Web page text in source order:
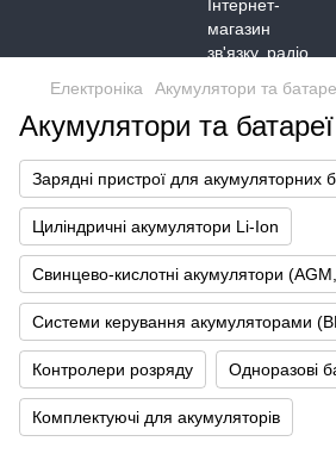
Електроніка Акумулятори та
Акумулятори та батареї
Зарядні пристрої для акумуляторних
Циліндричні акумулятори Li-Ion
Свинцево-кислотні акумулятори
Системи керування акумуляторами
Контролери розряду Одноразові
Комплектуючі для акумуляторів